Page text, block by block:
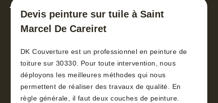
toiture 30
Devis peinture sur tuile à Saint
Marcel De Careiret
DK Couverture est un professionnel en peinture de
toiture sur 30330. Pour toute intervention, nous
déployons les meilleures méthodes qui nous
permettent de réaliser des travaux de qualité. En
règle générale, il faut deux couches de peinture.